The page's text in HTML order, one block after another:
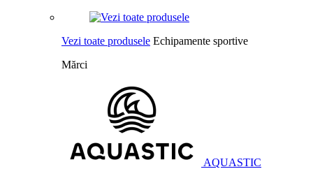
Vezi toate produsele Echipamente sportive
Mărci
AQUASTIC